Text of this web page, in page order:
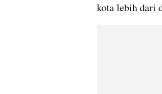
kota lebih dari